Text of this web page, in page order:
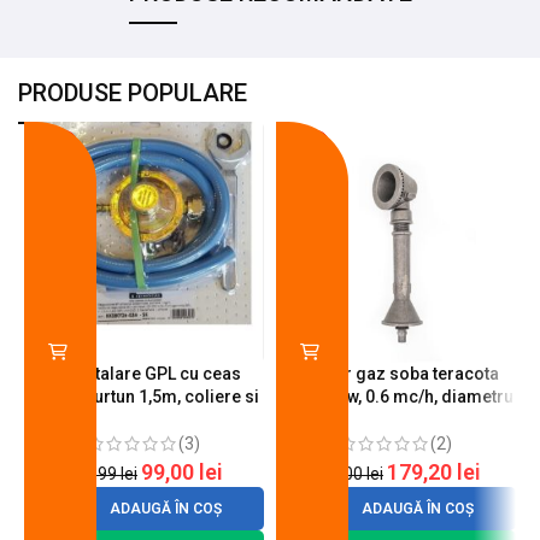
PRODUSE POPULARE
Kit instalare GPL cu ceas
butelie, furtun 1,5m, coliere si
(3)
120,99lei 99,00 lei
ADAUGĂ ÎN COȘ
Arzator gaz soba teracota
A600, 6 kw, 0.6 mc/h, diametru
(2)
200,00lei 179,20 lei
ADAUGĂ ÎN COȘ